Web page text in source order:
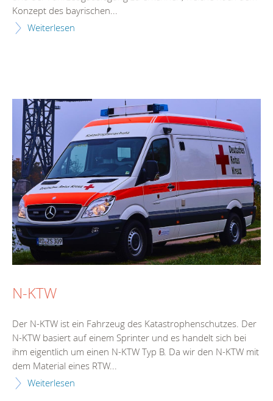
Konzept des bayrischen...
Weiterlesen
N-KTW
Der N-KTW ist ein Fahrzeug des Katastrophenschutzes. Der
N-KTW basiert auf einem Sprinter und es handelt sich bei
ihm eigentlich um einen N-KTW Typ B. Da wir den N-KTW mit
dem Material eines RTW...
Weiterlesen